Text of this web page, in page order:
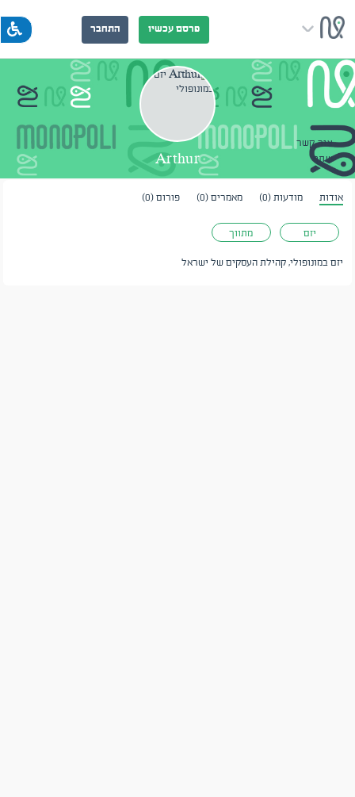
פרסם עכשיו התחבר
צור קשר
שתף
Arthur
אודות מודעות (0) מאמרים (0) פורום (0)
יזם מתווך
יזם במונופולי, קהילת העסקים של ישראל